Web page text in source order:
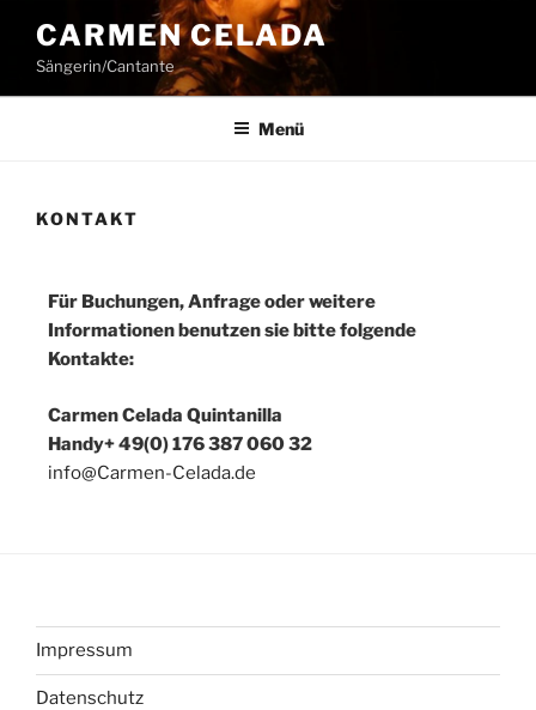
CARMEN CELADA
Sängerin/Cantante
Menü
KONTAKT
Für Buchungen, Anfrage oder weitere
Informationen benutzen sie bitte folgende
Kontakte:
Carmen Celada Quintanilla
Handy+ 49(0) 176 387 060 32
info@Carmen-Celada.de
Impressum
Datenschutz